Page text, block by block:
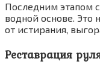
Последним этапом
водной основе.
от истирания,
Реставрация